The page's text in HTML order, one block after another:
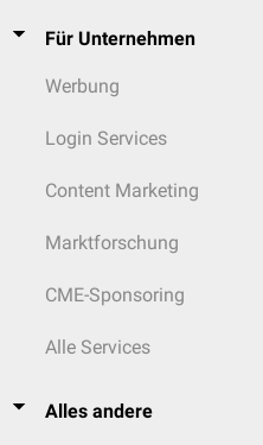
Für Unternehmen
Werbung
Login Services
Content Marketing
Marktforschung
CME-Sponsoring
Alle Services
Alles andere